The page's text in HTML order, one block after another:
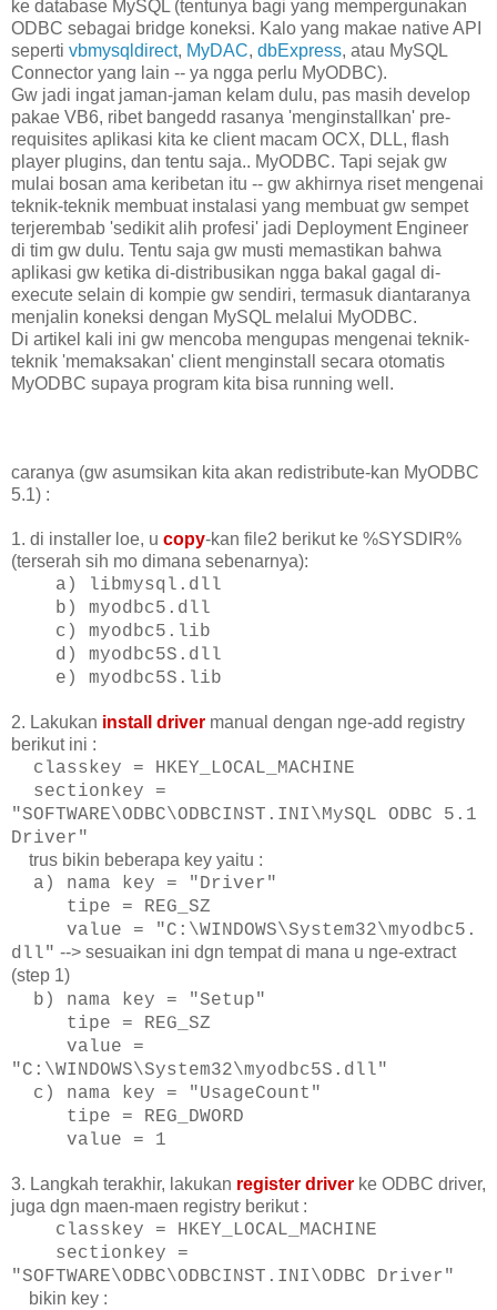
ke database MySQL (tentunya bagi yang mempergunakan
ODBC sebagai bridge koneksi. Kalo yang makae native API
seperti vbmysqldirect, MyDAC, dbExpress, atau MySQL
Connector yang lain -- ya ngga perlu MyODBC).
Gw jadi ingat jaman-jaman kelam dulu, pas masih develop
pakae VB6, ribet bangedd rasanya 'menginstallkan' pre-
requisites aplikasi kita ke client macam OCX, DLL, flash
player plugins, dan tentu saja.. MyODBC. Tapi sejak gw
mulai bosan ama keribetan itu -- gw akhirnya riset mengenai
teknik-teknik membuat instalasi yang membuat gw sempet
terjerembab 'sedikit alih profesi' jadi Deployment Engineer
di tim gw dulu. Tentu saja gw musti memastikan bahwa
aplikasi gw ketika di-distribusikan ngga bakal gagal di-
execute selain di kompie gw sendiri, termasuk diantaranya
menjalin koneksi dengan MySQL melalui MyODBC.
Di artikel kali ini gw mencoba mengupas mengenai teknik-
teknik 'memaksakan' client menginstall secara otomatis
MyODBC supaya program kita bisa running well.
caranya (gw asumsikan kita akan redistribute-kan MyODBC
5.1) :
1. di installer loe, u copy-kan file2 berikut ke %SYSDIR%
(terserah sih mo dimana sebenarnya):
a) libmysql.dll
b) myodbc5.dll
c) myodbc5.lib
d) myodbc5S.dll
e) myodbc5S.lib
2. Lakukan install driver manual dengan nge-add registry
berikut ini :
classkey = HKEY_LOCAL_MACHINE
sectionkey =
"SOFTWARE\ODBC\ODBCINST.INI\MySQL ODBC 5.1
Driver"
trus bikin beberapa key yaitu :
a) nama key = "Driver"
tipe = REG_SZ
value = "C:\WINDOWS\System32\myodbc5.
dll" --> sesuaikan ini dgn tempat di mana u nge-extract
(step 1)
b) nama key = "Setup"
tipe = REG_SZ
value =
"C:\WINDOWS\System32\myodbc5S. dll"
c) nama key = "UsageCount"
tipe = REG_DWORD
value = 1
3. Langkah terakhir, lakukan register driver ke ODBC driver,
juga dgn maen-maen registry berikut :
classkey = HKEY_LOCAL_MACHINE
sectionkey =
"SOFTWARE\ODBC\ODBCINST.INI\ODBC Driver"
bikin key :